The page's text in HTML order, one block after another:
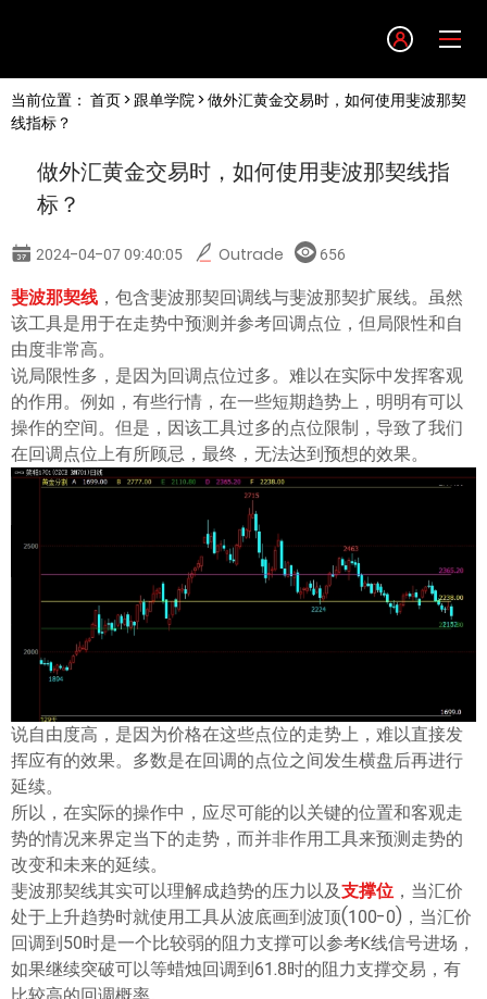
English
简体中文
한글
日本語
Tiếng việt
当前位置： 首页> 跟单学院> 做外汇黄金交易时，如何使用斐波那契
线指标？
做外汇黄金交易时，如何使用斐波那契线指
标？
2024-04-07 09:40:05 Outrade 656
斐波那契线 ，包含斐波那契回调线与斐波那契扩展线。虽然
该工具是用于在走势中预测并参考回调点位，但局限性和自
由度非常高。
说局限性多，是因为回调点位过多。难以在实际中发挥客观
的作用。例如，有些行情，在一些短期趋势上，明明有可以
操作的空间。但是，因该工具过多的点位限制，导致了我们
在回调点位上有所顾忌，最终，无法达到预想的效果。
说自由度高，是因为价格在这些点位的走势上，难以直接发
挥应有的效果。多数是在回调的点位之间发生横盘后再进行
延续。
所以，在实际的操作中，应尽可能的以关键的位置和客观走
势的情况来界定当下的走势，而并非作用工具来预测走势的
改变和未来的延续。
斐波那契线其实可以理解成趋势的压力以及支撑位，当汇价
处于上升趋势时就使用工具从波底画到波顶(100-0)，当汇价
回调到50时是一个比较弱的阻力支撑可以参考K线信号进场，
如果继续突破可以等蜡烛回调到61.8时的阻力支撑交易，有